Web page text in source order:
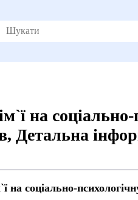
на
Детальна
на соціально-